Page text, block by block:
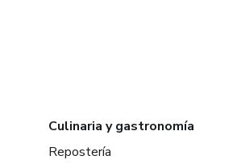
Culinaria y gastronomía
Repostería